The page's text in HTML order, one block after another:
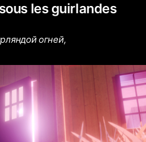
les guirlandes
огней,